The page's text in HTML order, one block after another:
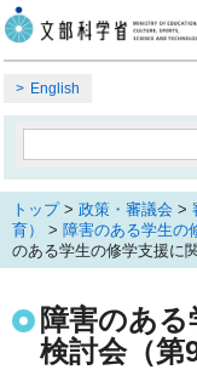
English
トップ> 政策・審議会 >
育）
> 障害のある学生の
のある学生の修学支援に
障害のあ
検討会（第